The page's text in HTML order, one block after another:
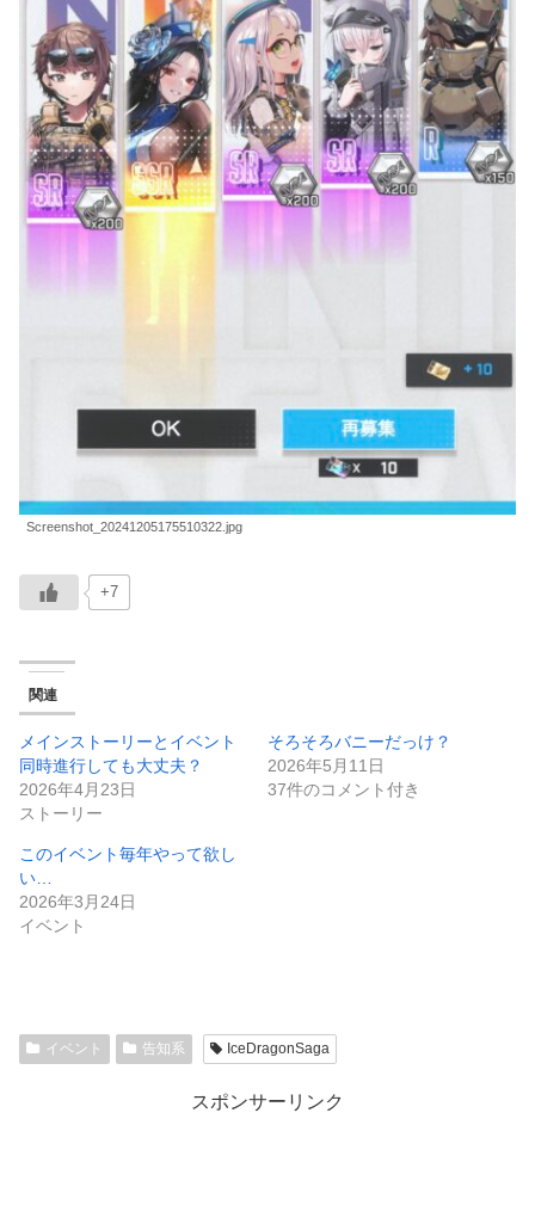
Screenshot_20241205175510322.jpg
+7
関連
メインストーリーとイベント
同時進行しても大丈夫？
2026年4月23日
ストーリー
そろそろバニーだっけ？
2026年5月11日
37件のコメント付き
このイベント毎年やって欲し
い…
2026年3月24日
イベント
イベント 告知系 IceDragonSaga
スポンサーリンク